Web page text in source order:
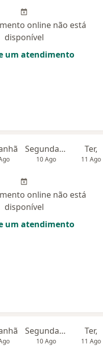
online não está
disponível
um atendimento
Segunda-feira
10 Ago
Ter,
11 Ago
online não está
disponível
um atendimento
Segunda-feira
10 Ago
Ter,
11 Ago